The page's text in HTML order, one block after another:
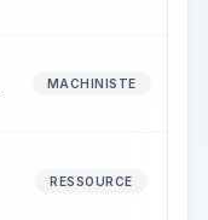
MACHINISTE
RESSOURCE